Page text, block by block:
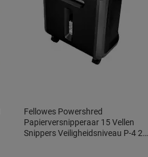
Fellowes Powershred
Papierversnipperaar 15 Vellen
Snippers Veiligheidsniveau P-4 23